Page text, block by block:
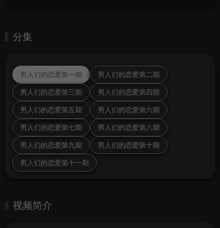
分集
男人们的恋爱第一期 男人们的恋爱第二期
男人们的恋爱第三期 男人们的恋爱第四期
男人们的恋爱第五期 男人们的恋爱第六期
男人们的恋爱第七期 男人们的恋爱第八期
男人们的恋爱第九期 男人们的恋爱第十期
男人们的恋爱第十一期
视频简介